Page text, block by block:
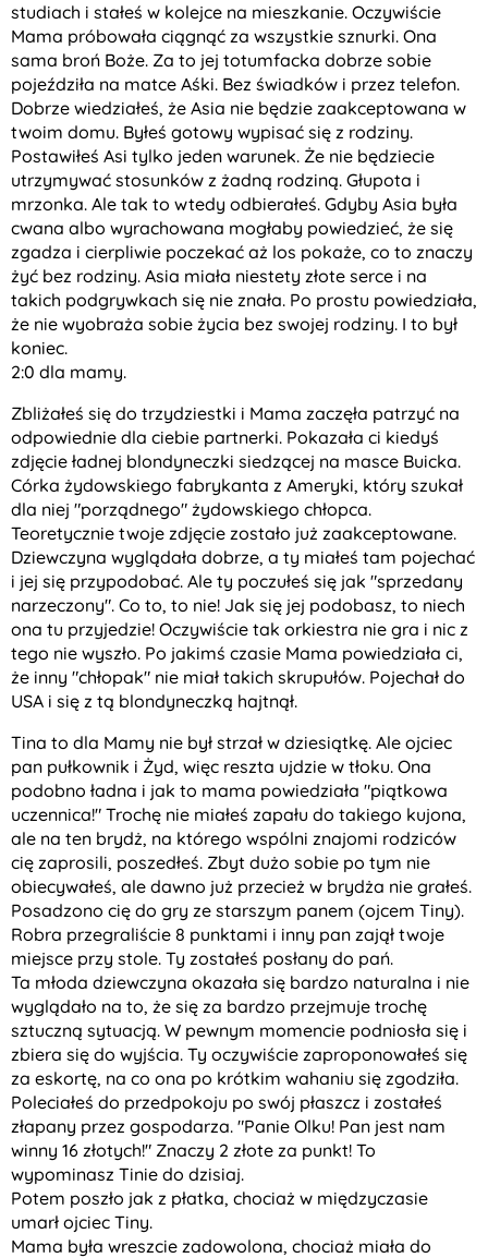
studiach i stałeś w kolejce na mieszkanie. Oczywiście
Mama próbowała ciągnąć za wszystkie sznurki. Ona
sama broń Boże. Za to jej totumfacka dobrze sobie
pojeździła na matce Aśki. Bez świadków i przez telefon.
Dobrze wiedziałeś, że Asia nie będzie zaakceptowana w
twoim domu. Byłeś gotowy wypisać się z rodziny.
Postawiłeś Asi tylko jeden warunek. Że nie będziecie
utrzymywać stosunków z żadną rodziną. Głupota i
mrzonka. Ale tak to wtedy odbierałeś. Gdyby Asia była
cwana albo wyrachowana mogłaby powiedzieć, że się
zgadza i cierpliwie poczekać aż los pokaże, co to znaczy
żyć bez rodziny. Asia miała niestety złote serce i na
takich podgrywkach się nie znała. Po prostu powiedziała,
że nie wyobraża sobie życia bez swojej rodziny. I to był
koniec.
2:0 dla mamy.
Zbliżałeś się do trzydziestki i Mama zaczęła patrzyć na
odpowiednie dla ciebie partnerki. Pokazała ci kiedyś
zdjęcie ładnej blondyneczki siedzącej na masce Buicka.
Córka żydowskiego fabrykanta z Ameryki, który szukał
dla niej "porządnego" żydowskiego chłopca.
Teoretycznie twoje zdjęcie zostało już zaakceptowane.
Dziewczyna wyglądała dobrze, a ty miałeś tam pojechać
i jej się przypodobać. Ale ty poczułeś się jak "sprzedany
narzeczony". Co to, to nie! Jak się jej podobasz, to niech
ona tu przyjedzie! Oczywiście tak orkiestra nie gra i nic z
tego nie wyszło. Po jakimś czasie Mama powiedziała ci,
że inny "chłopak" nie miał takich skrupułów. Pojechał do
USA i się z tą blondyneczką hajtnął.
Tina to dla Mamy nie był strzał w dziesiątkę. Ale ojciec
pan pułkownik i Żyd, więc reszta ujdzie w tłoku. Ona
podobno ładna i jak to mama powiedziała "piątkowa
uczennica!" Trochę nie miałeś zapału do takiego kujona,
ale na ten brydż, na którego wspólni znajomi rodziców
cię zaprosili, poszedłeś. Zbyt dużo sobie po tym nie
obiecywałeś, ale dawno już przecież w brydża nie grałeś.
Posadzono cię do gry ze starszym panem (ojcem Tiny).
Robra przegraliście 8 punktami i inny pan zajął twoje
miejsce przy stole. Ty zostałeś posłany do pań.
Ta młoda dziewczyna okazała się bardzo naturalna i nie
wyglądało na to, że się za bardzo przejmuje trochę
sztuczną sytuacją. W pewnym momencie podniosła się i
zbiera się do wyjścia. Ty oczywiście zaproponowałeś się
za eskortę, na co ona po krótkim wahaniu się zgodziła.
Poleciałeś do przedpokoju po swój płaszcz i zostałeś
złapany przez gospodarza. "Panie Olku! Pan jest nam
winny 16 złotych!" Znaczy 2 złote za punkt! To
wypominasz Tinie do dzisiaj.
Potem poszło jak z płatka, chociaż w międzyczasie
umarł ojciec Tiny.
Mama była wreszcie zadowolona, chociaż miała do